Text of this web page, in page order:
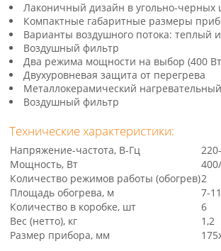
Лаконичный дизайн в угольно-черных
Компактные габаритные размеры
Варианты воздушного потока: теплый
Воздушный фильтр
Два режима мощности на выбор (400
Двухуровневая защита от перегрева
Металлокерамический
Воздушный фильтр
Технические характеристики:
Напряжение-частота, В-Гц
Мощность, Вт
Количество режимов работы (обогрев)2
Площадь обогрева, м
7-11
Количество в коробке, шт
6
Вес (нетто), кг
1,2
Размер прибора, мм